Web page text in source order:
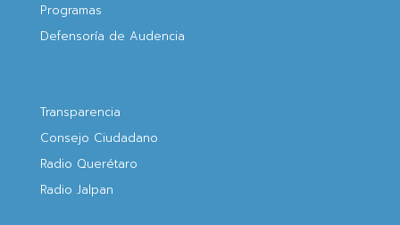
Programas
Defensoría de Audencia
Transparencia
Consejo Ciudadano
Radio Querétaro
Radio Jalpan